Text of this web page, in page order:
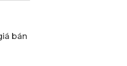
bán